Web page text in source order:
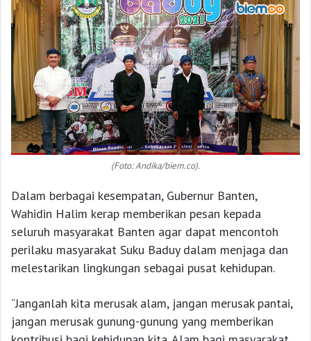
(Foto: Andika/biem.co).
Dalam berbagai kesempatan, Gubernur Banten,
Wahidin Halim kerap memberikan pesan kepada
seluruh masyarakat Banten agar dapat mencontoh
perilaku masyarakat Suku Baduy dalam menjaga dan
melestarikan lingkungan sebagai pusat kehidupan.
“Janganlah kita merusak alam, jangan merusak pantai,
jangan merusak gunung-gunung yang memberikan